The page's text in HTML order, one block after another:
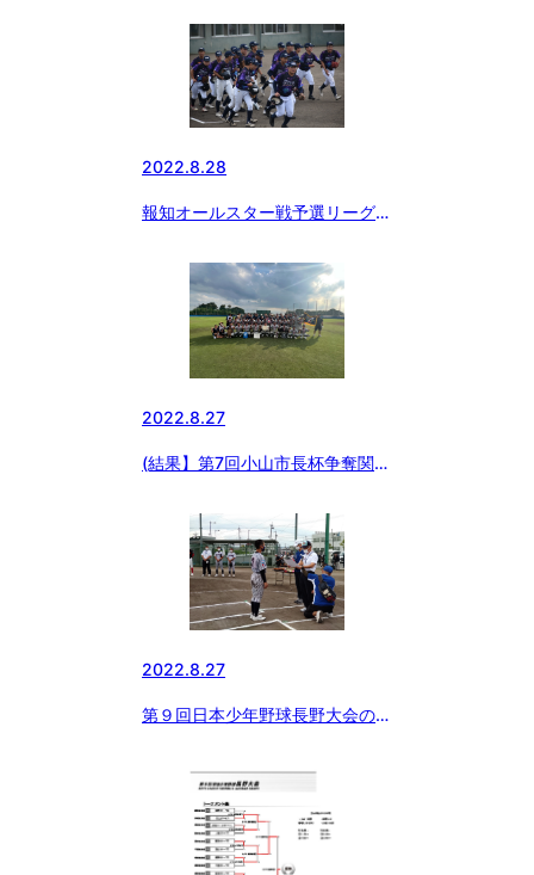
2022.8.28
報知オールスター戦予選リーグ突
2022.8.27
(結果】第7回小山市長杯争奪関東
2022.8.27
第９回日本少年野球長野大会の優